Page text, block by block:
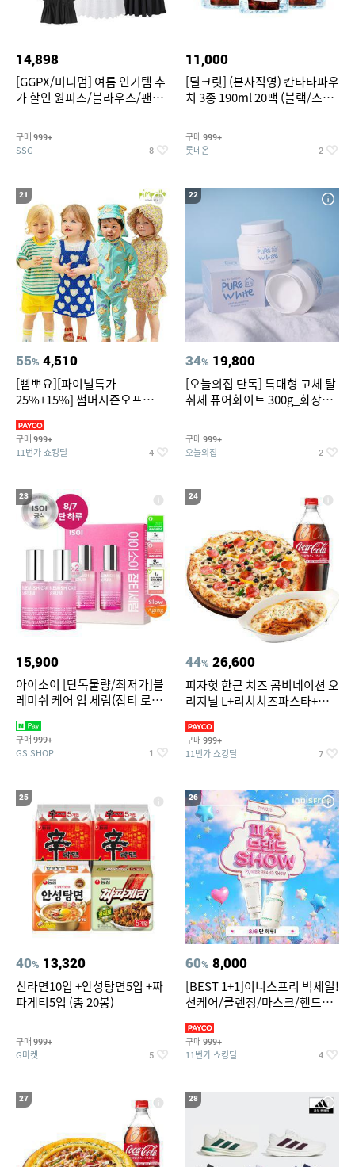
14,898
[GGPX/미니멈] 여름 인기템 추
가 할인 원피스/블라우스/팬츠
구매 999+
SSG 8
11,000
[딜크릿] (본사직영) 칸타타파우
치 3종 190ml 20팩 (블랙/스위
구매 999+
롯데온 2
21
55% 4,510
[삠뽀요][파이널특가
25%+15%] 썸머시즌오프
영복/티셔츠/
구매 999+
11번가 쇼킹딜 4
22
34% 19,800
[오늘의집 단독] 특대형 고체 탈
취제 퓨어화이트 300g_화장실
구매 999+
오늘의집 2
23
15,900
아이소이 [단독물량/최저가]블
레미쉬 케어 업 세럼(잡티 로즈
2027-04-24)
구매 999+
GS SHOP 1
24
44% 26,600
피자헛 한근 치즈 콤비네이션 오
리지널 L+리치치즈파스타+콜
구매 999+
11번가 쇼킹딜 7
25
40% 13,320
신라면10입 +안성탕면5입 +짜
파게티5입 (총 20봉)
구매 999+
G마켓 5
26
60% 8,000
[BEST 1+1]이니스프리 빅세일!
선케어/클렌징/마스크/핸드크
구매 999+
11번가 쇼킹딜 4
27 28